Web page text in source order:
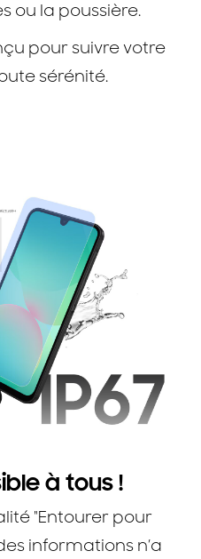
ou la poussière.
pour suivre votre
sérénité.
à tous !
"Entourer pour
informations n’a